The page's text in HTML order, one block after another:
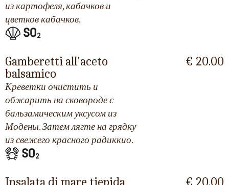
из картофеля, кабачков и
цветков кабачков.
Gamberetti all'aceto
balsamico
Креветки очистить и
обжарить на сковороде с
бальзамическим уксусом из
Модены. Затем лягте на грядку
из свежего красного радиккио.
€ 20.00
Insalata di mare tiepida € 20.00